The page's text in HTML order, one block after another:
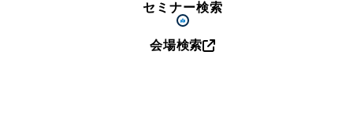
セミナー検索
会場検索